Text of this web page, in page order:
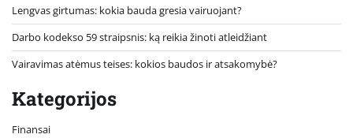
Lengvas girtumas: kokia bauda gresia vairuojant?
Darbo kodekso 59 straipsnis: ką reikia žinoti atleidžiant
Vairavimas atėmus teises: kokios baudos ir atsakomybė?
Kategorijos
Finansai